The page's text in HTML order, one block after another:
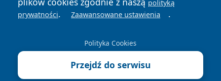
polityką
prywatności. Zaawansowane ustawienia .
Polityka Cookies
Przejdź do serwisu
News Autorzy
Polityka
Prywatności
Polityka
Cookies